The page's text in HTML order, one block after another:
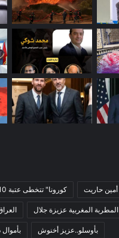
"كورونا" تتخطى عتبة 10 آلاف حالة في إيطاليا أمين حاريت
المطربة المغربية عزيزة جلال
بأوسلو..عزيز أخنوش